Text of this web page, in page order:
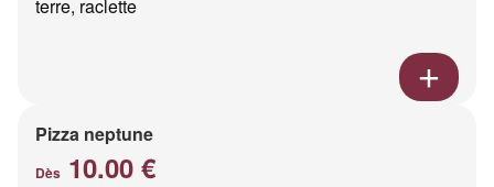
terre, raclette
Pizza neptune
Dès 10.00 €